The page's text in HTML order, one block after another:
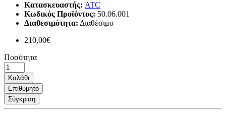
Κατασκευαστής: ATC
Κωδικός Προϊόντος: 50.06.001
Διαθεσιμότητα: Διαθέσιμο
210,00€
Ποσότητα
Καλάθι
Επιθυμητό
Σύγκριση